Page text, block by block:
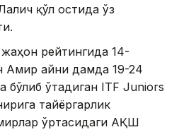
қўл остида ўз
рейтингида 14-
Амир айни дамда 19-24
бўлиб ўтадиган ITF Juniors
тайёргарлик
ўртасидаги АҚШ